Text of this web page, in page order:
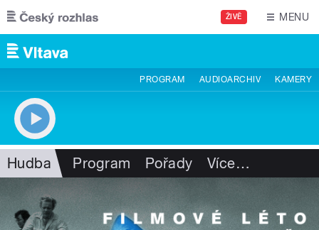
Přejít k hlavnímu obsahu
ŽIVĚ MENU
PROGRAM AUDIOARCHIV KAMERY
Hudba Program Pořady Více…